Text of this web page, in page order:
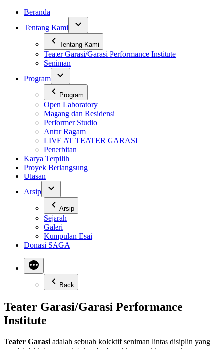
Skip
content
Beranda
Tentang Kami
Tentang Kami
Teater Garasi/Garasi Performance Institute
Seniman
Program
Program
Open Laboratory
Magang dan Residensi
Performer Studio
Antar Ragam
LIVE AT TEATER GARASI
Penerbitan
Karya Terpilih
Proyek Berlangsung
Ulasan
Arsip
Arsip
Sejarah
Galeri
Kumpulan Esai
Donasi SAGA
Back
Teater Garasi/Garasi Performance
Institute
Teater Garasi adalah sebuah kolektif seniman lintas disiplin yang